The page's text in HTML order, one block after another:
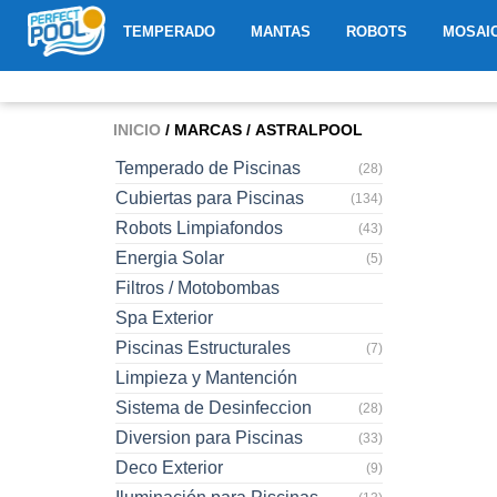
TEMPERADO
ABRIR TEMPERADO
MANTAS ABRIR MANTAS
ROBOTS ABRIR
INICIO / MARCAS / ASTRALPOOL
Temperado de Piscinas (28)
Cubiertas para Piscinas (134)
Robots Limpiafondos (43)
Energia Solar (5)
Filtros / Motobombas
Spa Exterior
Piscinas Estructurales
(7)
Limpieza y Mantención
Sistema de Desinfeccion
(28)
Diversion para Piscinas (33)
Deco Exterior (9)